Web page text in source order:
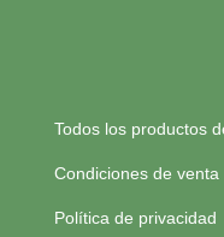
Todos los productos
Condiciones de venta
Política de privacidad